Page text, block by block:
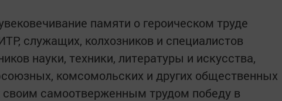
памяти о героическом труде
служащих, колхозников и специалистов
науки, техники, литературы и искусства,
комсомольских и других общественных
своим самоотверженным трудом победу в